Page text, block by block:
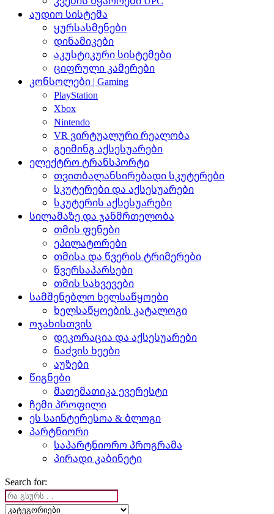
აუდიო სისტემა
ყურსასმენები
დინამიკები
აკუსტიკური სისტემები
ციფრული კამერები
კონსოლები | Gaming
PlayStation
Xbox
Nintendo
VR ვირტუალური რეალობა
გეიმინგ აქსესუარები
ელექტრო ტრანსპორტი
თვითბალანსირებადი სკუტერები
სკუტერები და აქსესუარები
სკუტერის აქსესუარები
სილამაზე და ჯანმრთელობა
თმის ფენები
ეპილატორები
თმისა და წვერის ტრიმერები
წვერსაპარსები
თმის სახვევები
სამშენებლო ხელსაწყოები
ხელსაწყოების კატალოგი
ოჯახისთვის
დეკორაცია და აქსესუარები
ნაძვის ხეები
აუზები
წიგნები
მათემათიკა ევერესტი
ჩემი პროფილი
ეს საინტერესოა & ბლოგი
პარტნიორი
საპარტნიორო პროგრამა
პირადი კაბინეტი
Search for: